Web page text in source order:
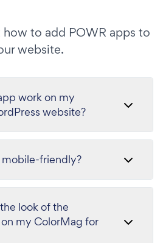
to add POWR apps to
website.
work on my
website?
mobile-friendly?
look of the
my ColorMag for